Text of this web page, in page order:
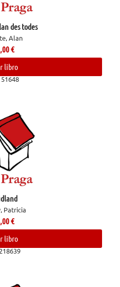
des todes
Alan
€
libro
Patricia
€
libro